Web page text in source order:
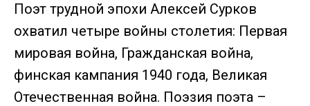
Поэт трудной эпохи Алексей Сурков
охватил четыре войны столетия: Первая
мировая война, Гражданская война,
финская кампания 1940 года, Великая
Отечественная война. Поэзия поэта –